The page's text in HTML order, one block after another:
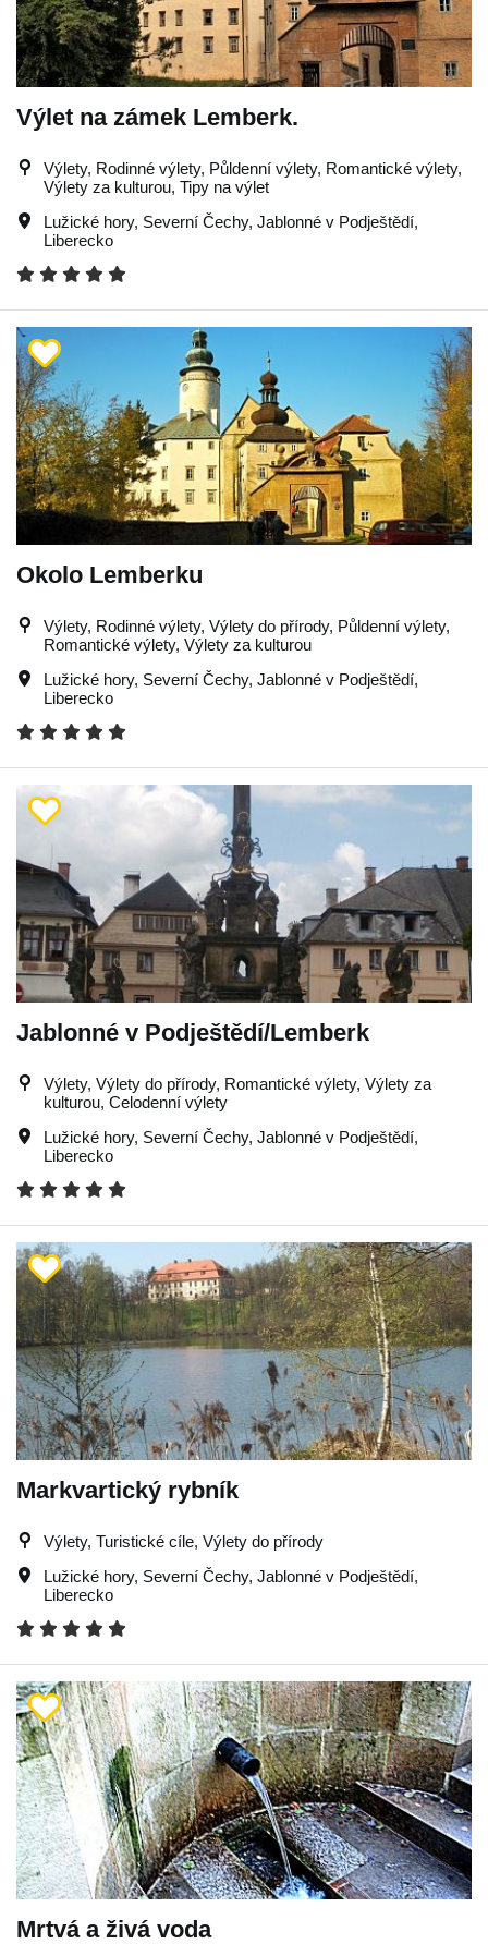
Výlet na zámek Lemberk.
Výlety, Rodinné výlety, Půldenní výlety, Romantické výlety,
Výlety za kulturou, Tipy na výlet
Lužické hory, Severní Čechy, Jablonné v Podještědí,
Liberecko
Okolo Lemberku
Výlety, Rodinné výlety, Výlety do přírody, Půldenní výlety,
Romantické výlety, Výlety za kulturou
Lužické hory, Severní Čechy, Jablonné v Podještědí,
Liberecko
Jablonné v Podještědí/Lemberk
Výlety, Výlety do přírody, Romantické výlety, Výlety za
kulturou, Celodenní výlety
Lužické hory, Severní Čechy, Jablonné v Podještědí,
Liberecko
Markvartický rybník
Výlety, Turistické cíle, Výlety do přírody
Lužické hory, Severní Čechy, Jablonné v Podještědí,
Liberecko
Mrtvá a živá voda